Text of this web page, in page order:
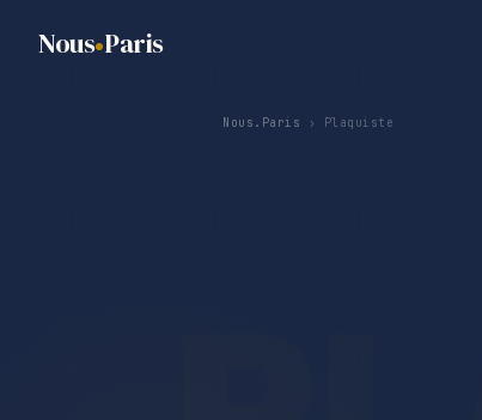
Nous Paris
Nous.Paris › Plaquiste